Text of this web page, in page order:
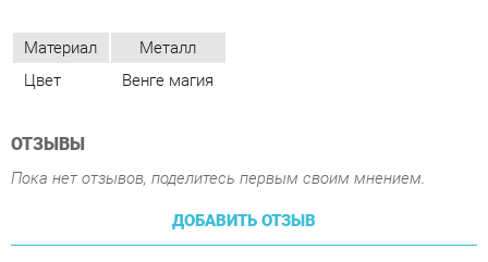
Пока нет отзывов, поделитесь первым своим мнением.
ПОХОЖИЕ ТОВАРЫ